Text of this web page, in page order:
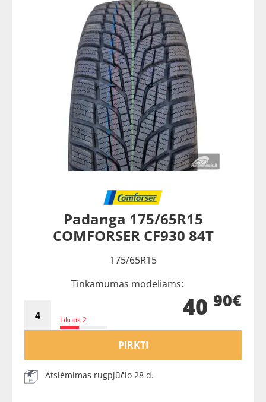
Padanga 175/65R15
COMFORSER CF930 84T
175/65R15
Tinkamumas modeliams:
Likutis 2 40 90€
PIRKTI
Atsiėmimas rugpjūčio 28 d.